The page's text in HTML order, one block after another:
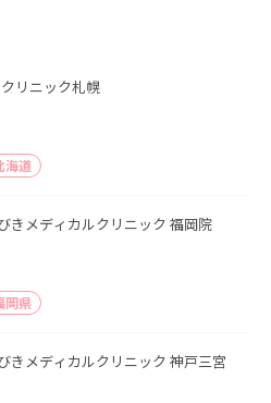
リニック札幌
海道
きメディカルクリニック 福岡院
岡県
きメディカルクリニック 神戸三宮